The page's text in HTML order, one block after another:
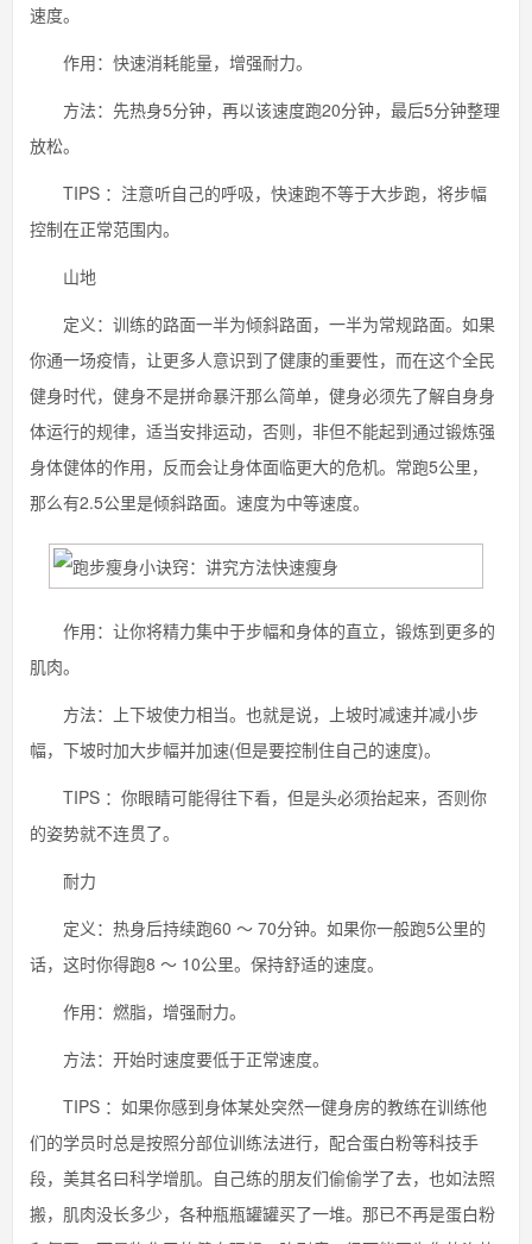
速度。
作用：快速消耗能量，增强耐力。
方法：先热身5分钟，再以该速度跑20分钟，最后5分钟整理
放松。
TIPS ：注意听自己的呼吸，快速跑不等于大步跑，将步幅
控制在正常范围内。
山地
定义：训练的路面一半为倾斜路面，一半为常规路面。如果
你通一场疫情，让更多人意识到了健康的重要性，而在这个全民
健身时代，健身不是拼命暴汗那么简单，健身必须先了解自身身
体运行的规律，适当安排运动，否则，非但不能起到通过锻炼强
身体健体的作用，反而会让身体面临更大的危机。常跑5公里，
那么有2.5公里是倾斜路面。速度为中等速度。
作用：让你将精力集中于步幅和身体的直立，锻炼到更多的
肌肉。
方法：上下坡使力相当。也就是说，上坡时减速并减小步
幅，下坡时加大步幅并加速(但是要控制住自己的速度)。
TIPS ：你眼睛可能得往下看，但是头必须抬起来，否则你
的姿势就不连贯了。
耐力
定义：热身后持续跑60 ～ 70分钟。如果你一般跑5公里的
话，这时你得跑8 ～ 10公里。保持舒适的速度。
作用：燃脂，增强耐力。
方法：开始时速度要低于正常速度。
TIPS ：如果你感到身体某处突然一健身房的教练在训练他
们的学员时总是按照分部位训练法进行，配合蛋白粉等科技手
段，美其名曰科学增肌。自己练的朋友们偷偷学了去，也如法照
搬，肌肉没长多少，各种瓶瓶罐罐买了一堆。那已不再是蛋白粉